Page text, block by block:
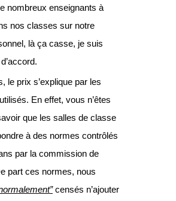
nombreux enseignants à
nos classes sur notre
là ça casse, je suis
le prix s’explique par les
En effet, vous n’êtes
que les salles de classe
à des normes contrôlés
par la commission de
part ces normes, nous
censés n’ajouter